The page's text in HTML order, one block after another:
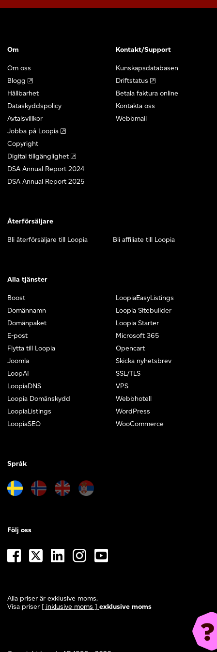
Om
Om oss
Blogg
Hållbarhet
Dataskyddspolicy
Avtalsvillkor
Jobba på Loopia
Copyright
Digital tillgänglighet
DSA Annual Report 2024
DSA Annual Report 2025
Kontakt/Support
Kunskapsdatabasen
Driftstatus
Betala faktura online
Kontakta oss
Webbmail
Återförsäljare
Bli återförsäljare till Loopia Bli affiliate till Loopia
Alla tjänster
Boost
Domännamn
Domänpaket
E-post
Flytta till Loopia
Joomla
LoopAI
LoopiaDNS
Loopia Domänskydd
LoopiaListings
LoopiaSEO
LoopiaEasyListings
Loopia Sitebuilder
Loopia Starter
Microsoft 365
Opencart
Skicka nyhetsbrev
SSL/TLS
VPS
Webbhotell
WordPress
WooCommerce
Språk
Alla priser är exklusive moms.
Visa priser [ inklusive moms ] exklusive moms
Följ oss